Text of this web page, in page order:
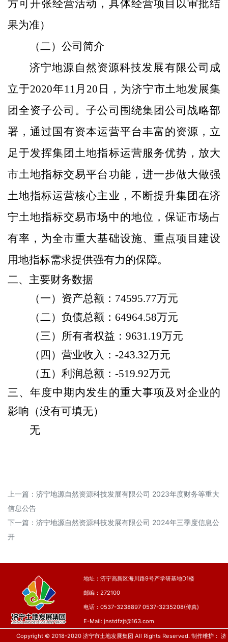
方可开张经营活动，具体经营项目以审批结
果为准）
（二）公司简介
济宁地源自然资源科技发展有限公司成
立于2020年11月20日，为济宁市土地发展集
团全资子公司。子公司围绕集团公司战略部
署，通过国有资本运营平台丰富的资源，立
足于发挥集团土地指标运营服务优势，放大
市土地指标交易平台功能，进一步做大做强
土地指标运营核心主业，不断提升集团在济
宁土地指标交易市场中的地位，保证市场占
有率，为全市重大基础设施、重点项目建设
用地指标需求提供强有力的保障。
二、 主要财务数据
（一）资产总额： 74595.77万元
（二）负债总额： 64964.58万元
（三）所有者权益： 9631.19万元
（四）营业收入： -243.32万元
（五）利润总额： -519.92万元
三、年度中期内发生的重大事项及对企业的
影响（没有可填无）
无
上一篇： 济宁地源自然资源科技发展有限公司 2023年度财务等重大
信息公告
下一篇： 济宁地源自然资源科技发展有限公司 2024年三季度信息公
开
地址：济宁高新区海川路9号产学研基地D1楼
邮编：272100
电话：0537-3238897 0537-3235208(传真)
E-Mail:jnstdfzjt@163.com
Copyright © 2018-2020 济宁市土地发展集团 All Rights Reserved. 制作维护： 济